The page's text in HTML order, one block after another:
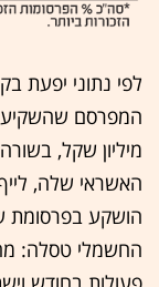
לפי נתוני יפעת
מיליון שקל,
האשראי שלה,
הושקע בפרסומת
החשמלי טסלה: